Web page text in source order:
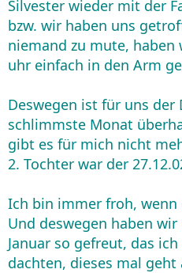
Silvester wieder mit der
bzw. wir haben uns
niemand zu mute, haben
uhr einfach in den Arm
Deswegen ist für uns der
schlimmste Monat
gibt es für mich nicht
2. Tochter war der
Ich bin immer froh, wenn
Und deswegen haben wir
Januar so gefreut, das
dachten, dieses mal geht